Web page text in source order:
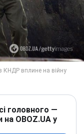
головного —
на OBOZ.UA у